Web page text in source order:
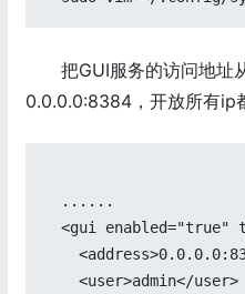
把GUI服务的访问地址
0.0.0.0:8384，开放所有ip
  ......
<gui enabled="true"
    <user>admin</user>